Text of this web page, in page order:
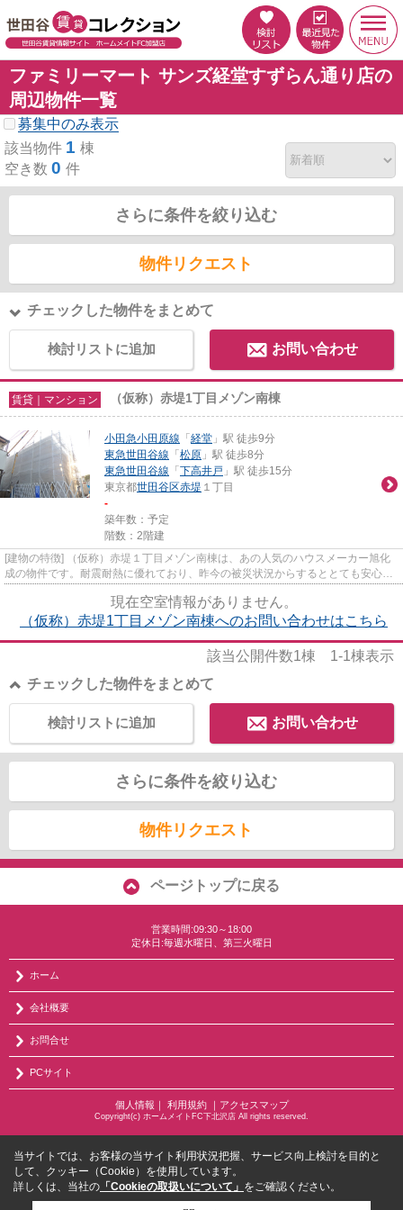
ファミリーマート サンズ経堂すずらん通り店の
周辺物件一覧
募集中のみ表示
該当物件 1 棟
空き数 0 件
さらに条件を絞り込む
物件リクエスト
チェックした物件をまとめて
検討リストに追加 お問い合わせ
賃貸｜マンション （仮称）赤堤1丁目メゾン南棟
小田急小田原線 「経堂 」駅 徒歩9分
東急世田谷線 「松原 」駅 徒歩8分
東急世田谷線 「下高井戸 」駅 徒歩15分
東京都世田谷区赤堤 １丁目
-
築年数：予定
階数：2階建
[建物の特徴] （仮称）赤堤１丁目メゾン南棟は、あの人気のハウスメーカー旭化
成の物件です。耐震耐熱に優れており、昨今の被災状況からするととても安心な
建物です。 女性にもとても...
現在空室情報がありません。
（仮称）赤堤1丁目メゾン南棟へのお問い合わせはこちら
該当公開件数1棟 1-1棟表示
チェックした物件をまとめて
お問い合わせ
検討リストに追加
さらに条件を絞り込む
物件リクエスト
ページトップに戻る
営業時間:09:30～18:00
定休日:毎週水曜日、第三火曜日
ホーム
会社概要
お問合せ
PCサイト
個人情報 ｜ 利用規約｜ アクセスマップ
Copyright(c) ホームメイトFC下北沢店 All rights reserved.
当サイトでは、お客様の当サイト利用状況把握、サービス向上検討を目的と
して、クッキー（Cookie）を使用しています。
詳しくは、当社の 「Cookieの取扱いについて」 をご確認ください。